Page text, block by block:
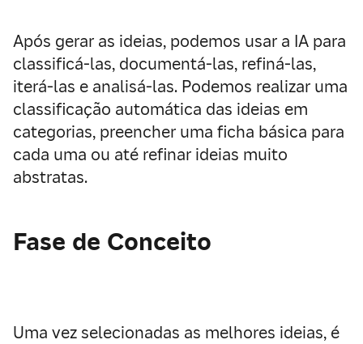
Após gerar as ideias, podemos usar a IA para
classificá-las, documentá-las, refiná-las,
iterá-las e analisá-las. Podemos realizar uma
classificação automática das ideias em
categorias, preencher uma ficha básica para
cada uma ou até refinar ideias muito
abstratas.
Fase de Conceito
Uma vez selecionadas as melhores ideias, é